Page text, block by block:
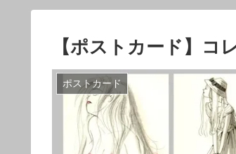
【ポストカード】
ポストカード